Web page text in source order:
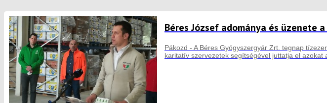
Béres József adománya és üzenete
Pákozd - A Béres Gyógyszergyár Zrt. tegnap
karitatív szervezetek segítségével juttatja el azokat